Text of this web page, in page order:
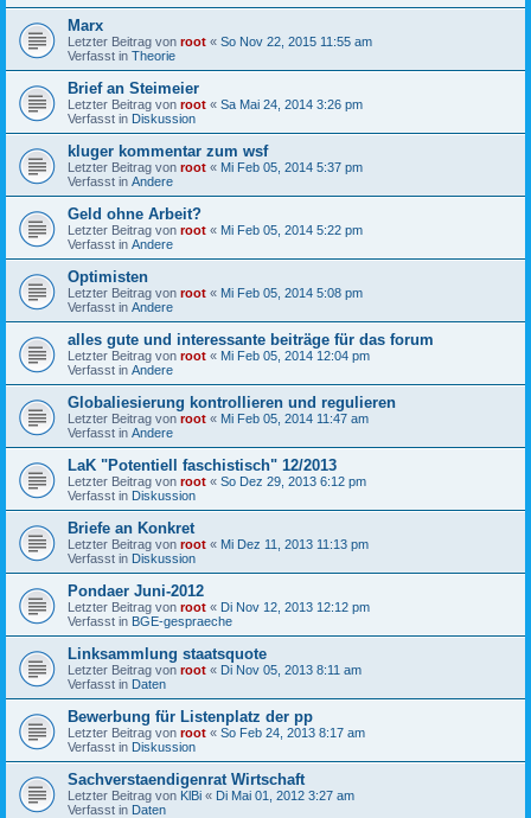
Marx
Letzter Beitrag von root « So Nov 22, 2015 11:55 am
Verfasst in Theorie
Brief an Steimeier
Letzter Beitrag von root « Sa Mai 24, 2014 3:26 pm
Verfasst in Diskussion
kluger kommentar zum wsf
Letzter Beitrag von root « Mi Feb 05, 2014 5:37 pm
Verfasst in Andere
Geld ohne Arbeit?
Letzter Beitrag von root « Mi Feb 05, 2014 5:22 pm
Verfasst in Andere
Optimisten
Letzter Beitrag von root « Mi Feb 05, 2014 5:08 pm
Verfasst in Andere
alles gute und interessante beiträge für das forum
Letzter Beitrag von root « Mi Feb 05, 2014 12:04 pm
Verfasst in Andere
Globaliesierung kontrollieren und regulieren
Letzter Beitrag von root « Mi Feb 05, 2014 11:47 am
Verfasst in Andere
LaK "Potentiell faschistisch" 12/2013
Letzter Beitrag von root « So Dez 29, 2013 6:12 pm
Verfasst in Diskussion
Briefe an Konkret
Letzter Beitrag von root « Mi Dez 11, 2013 11:13 pm
Verfasst in Diskussion
Pondaer Juni-2012
Letzter Beitrag von root « Di Nov 12, 2013 12:12 pm
Verfasst in BGE-gespraeche
Linksammlung staatsquote
Letzter Beitrag von root « Di Nov 05, 2013 8:11 am
Verfasst in Daten
Bewerbung für Listenplatz der pp
Letzter Beitrag von root « So Feb 24, 2013 8:17 am
Verfasst in Diskussion
Sachverstaendigenrat Wirtschaft
Letzter Beitrag von KlBi « Di Mai 01, 2012 3:27 am
Verfasst in Daten